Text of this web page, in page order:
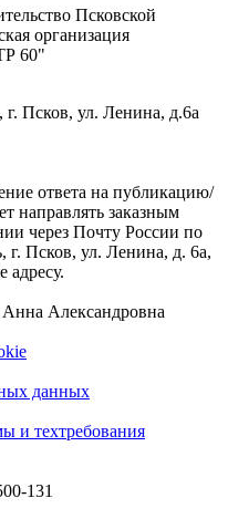
Псковской
организация
60"
г. Псков, ул. Ленина, д.6а
ответа на публикацию/
направлять заказным
через Почту России по
г. Псков, ул. Ленина, д. 6а,
адресу.
Александровна
данных
и техтребования
131